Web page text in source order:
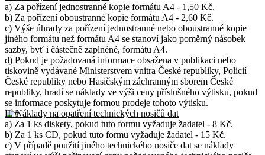
a) Za pořízení jednostranné kopie formátu A4 - 1,50 Kč.
b) Za pořízení oboustranné kopie formátu A4 - 2,60 Kč.
c) Výše úhrady za pořízení jednostranné nebo oboustranné kopie
jiného formátu než formátu A4 se stanoví jako poměrný násobek
sazby, byť i částečně zaplněné, formátu A4.
d) Pokud je požadovaná informace obsažena v publikaci nebo
tiskovině vydávané Ministerstvem vnitra České republiky, Policií
České republiky nebo Hasičským záchranným sborem České
republiky, hradí se náklady ve výši ceny příslušného výtisku, pokud
se informace poskytuje formou prodeje tohoto výtisku.
II. Náklady na opatření technických nosičů dat
a) Za 1 ks diskety, pokud tuto formu vyžaduje žadatel - 8 Kč.
b) Za 1 ks CD, pokud tuto formu vyžaduje žadatel - 15 Kč.
c) V případě použití jiného technického nosiče dat se náklady